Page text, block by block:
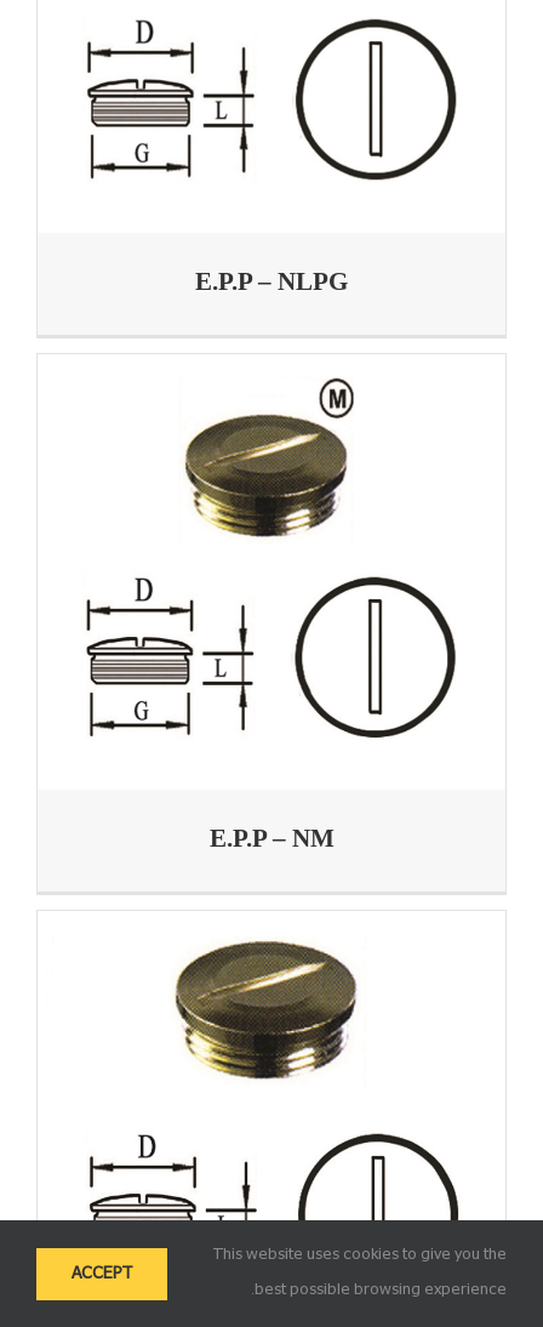
E.P.P – NLPG
E.P.P – NM
This website uses cookies to give you the
best possible browsing experience.
ACCEPT